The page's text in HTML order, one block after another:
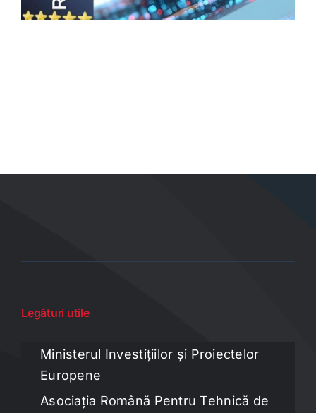
Legături utile
Ministerul Investițiilor și Proiectelor
Europene
Asociația Română Pentru Tehnică de